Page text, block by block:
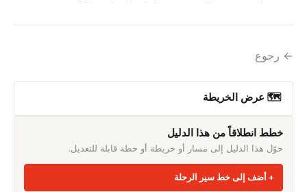
← رجوع
🗺 عرض الخريطة
خطط انطلاقاً من هذا الدليل
حوّل هذا الدليل إلى مسار أو خريطة أو خطة قابلة للتعديل.
أضف إلى خط سير الرحلة